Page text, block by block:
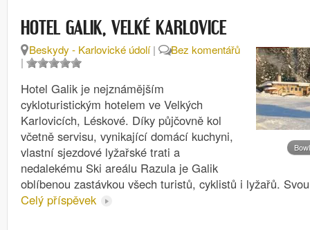
HOTEL GALIK, VELKÉ KARLOVICE
Beskydy - Karlovické údolí|
Bez komentářů
|
Hotel Galik je nejznámějším
cykloturistickým hotelem ve Velkých
Karlovicích, Léskové. Díky půjčovně kol
včetně servisu, vynikající domácí kuchyni,
vlastní sjezdové lyžařské trati a
nedalekému Ski areálu Razula je Galik
oblíbenou zastávkou všech turistů, cyklistů i lyžařů.
Celý příspěvek